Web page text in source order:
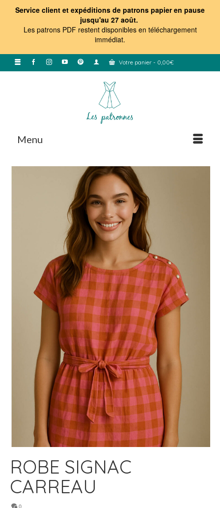
Service client et expéditions de patrons papier en pause
jusqu'au 27 août.
Les patrons PDF restent disponibles en téléchargement
immédiat.
Votre panier - 0,00€
Menu
ROBE SIGNAC
CARREAU
0